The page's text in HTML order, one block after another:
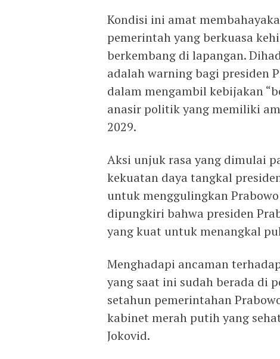
Kondisi ini amat
pemerintah yang berkuasa
berkembang di lapangan.
adalah warning bagi presiden
dalam mengambil kebijakan
anasir politik yang memiliki
2029.
Aksi unjuk rasa yang dimulai
kekuatan daya tangkal
untuk menggulingkan
dipungkiri bahwa presiden
yang kuat untuk menangkal
Menghadapi ancaman
yang saat ini sudah berada di
setahun pemerintahan
kabinet merah putih yang
Jokovid.